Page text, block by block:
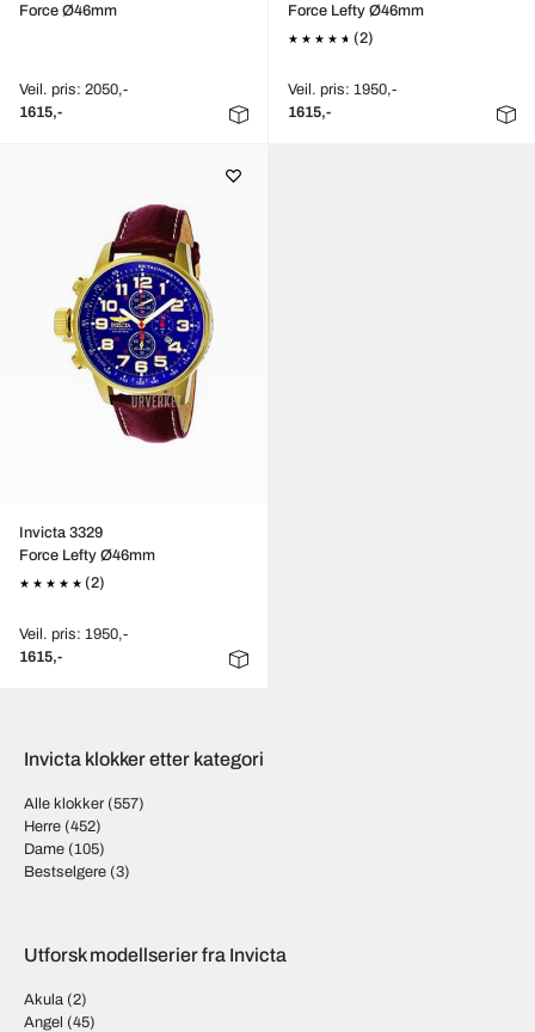
Force Ø46mm
Veil. pris: 2050,-
1615,-
Force Lefty Ø46mm
(2)
Veil. pris: 1950,-
1615,-
Invicta 3329
Force Lefty Ø46mm
(2)
Veil. pris: 1950,-
1615,-
Invicta klokker etter kategori
Alle klokker (557)
Herre (452)
Dame (105)
Bestselgere (3)
Utforsk modellserier fra Invicta
Akula (2)
Angel (45)